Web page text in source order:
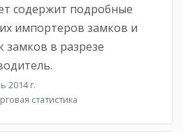
содержит подробные
импортеров замков и
замков в разрезе
2014 г.
статистика